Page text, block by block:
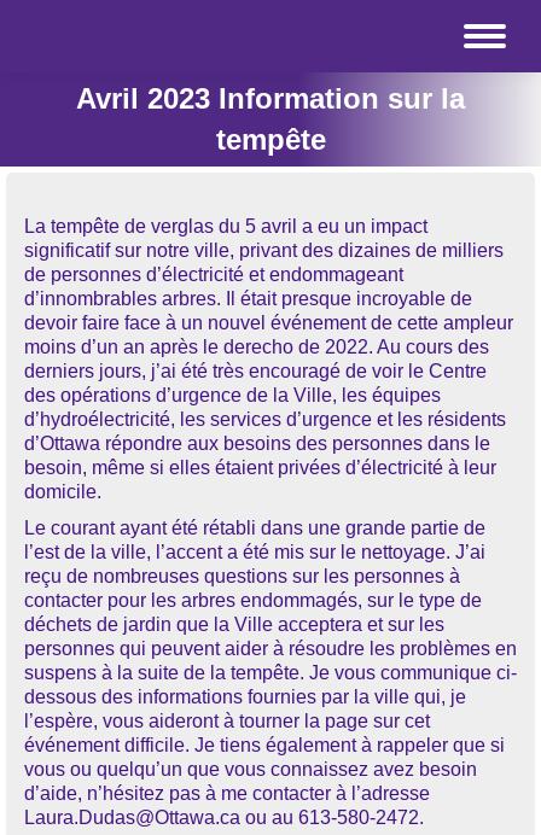
Avril 2023 Information sur la
tempête
La tempête de verglas du 5 avril a eu un impact
significatif sur notre ville, privant des dizaines de milliers
de personnes d’électricité et endommageant
d’innombrables arbres. Il était presque incroyable de
devoir faire face à un nouvel événement de cette ampleur
moins d’un an après le derecho de 2022. Au cours des
derniers jours, j’ai été très encouragé de voir le Centre
des opérations d’urgence de la Ville, les équipes
d’hydroélectricité, les services d’urgence et les résidents
d’Ottawa répondre aux besoins des personnes dans le
besoin, même si elles étaient privées d’électricité à leur
domicile.
Le courant ayant été rétabli dans une grande partie de
l’est de la ville, l’accent a été mis sur le nettoyage. J’ai
reçu de nombreuses questions sur les personnes à
contacter pour les arbres endommagés, sur le type de
déchets de jardin que la Ville acceptera et sur les
personnes qui peuvent aider à résoudre les problèmes en
suspens à la suite de la tempête. Je vous communique ci-
dessous des informations fournies par la ville qui, je
l’espère, vous aideront à tourner la page sur cet
événement difficile. Je tiens également à rappeler que si
vous ou quelqu’un que vous connaissez avez besoin
d’aide, n’hésitez pas à me contacter à l’adresse
Laura.Dudas@Ottawa.ca ou au 613-580-2472.